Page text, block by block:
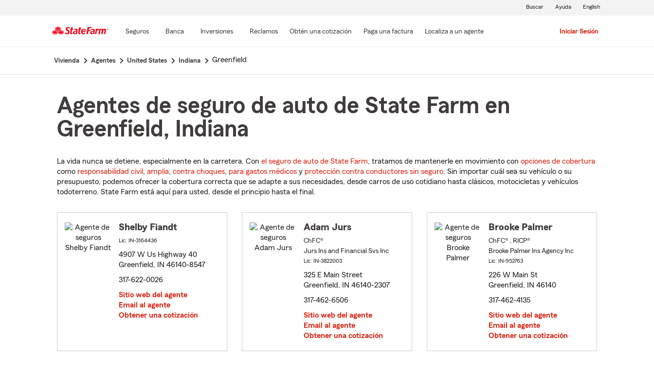
contenido
Seguros Banca Inversiones Reclamos Obtén una cotización Paga una factura Localiza a un agente Iniciar Sesión
Buscar Ayuda English
Vivienda Agentes United States Indiana Greenfield
Agentes de seguro de auto de State Farm en
Greenfield, Indiana
La vida nunca se detiene, especialmente en la carretera. Con el seguro de auto de State Farm, tratamos de mantenerle en movimiento con opciones de cobertura
como responsabilidad civil , amplia, contra choques, para gastos médicos y protección contra conductores sin seguro. Sin importar cuál sea su vehículo o su
presupuesto, podemos ofrecer la cobertura correcta que se adapte a sus necesidades, desde carros de uso cotidiano hasta clásicos, motocicletas y vehículos
todoterreno. State Farm está aquí para usted, desde el principio hasta el final.
Shelby Fiandt
Lic: IN-3164436
4907 W Us Highway 40
Greenfield, IN 46140-8547
317-622-0026
Sitio web del agente
Email al agente
Obtener una cotización
Adam Jurs
ChFC®
Jurs Ins and Financial Svs Inc
Lic: IN-3822003
325 E Main Street
Greenfield, IN 46140-2307
317-462-6506
Sitio web del agente
Email al agente
Obtener una cotización
Brooke Palmer
ChFC® , RICP®
Brooke Palmer Ins Agency Inc
Lic: IN-952763
226 W Main St
Greenfield, IN 46140
317-462-4135
Sitio web del agente
Email al agente
Obtener una cotización